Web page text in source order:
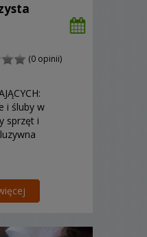
(0 opinii)
i śluby w
sprzęt i